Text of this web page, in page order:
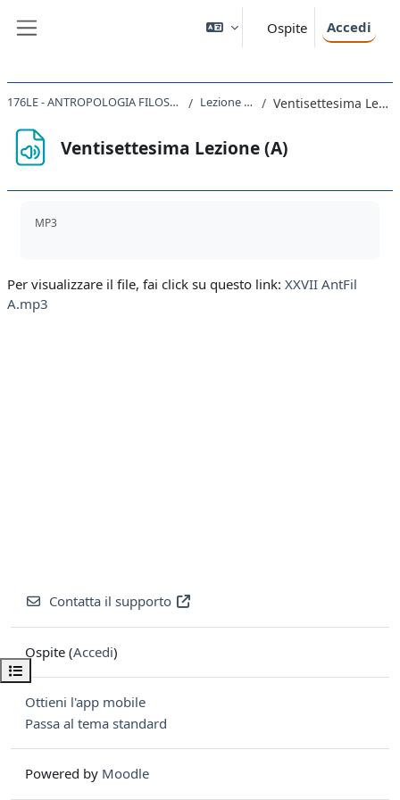
Ospite Accedi
Apri indice del corso
176LE - ANTROPOLOGIA FILOSOFICA 2019 Lezione XXVII Ventisettesima Lezione (A)
Ventisettesima Lezione (A)
MP3
Per visualizzare il file, fai click su questo link: XXVII AntFil
A.mp3
Contatta il supporto
Ospite (Accedi)
Ottieni l'app mobile
Passa al tema standard
Powered by Moodle